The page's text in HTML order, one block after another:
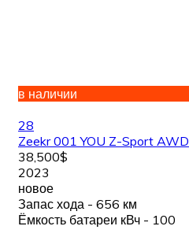
в наличии
28
Zeekr 001 YOU Z-Sport AWD
38,500$
2023
новое
Запас хода - 656 км
Ёмкость батареи кВч - 100